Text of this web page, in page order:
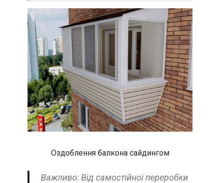
Оздоблення балкона сайдингом
Важливо: Від самостійної переробки